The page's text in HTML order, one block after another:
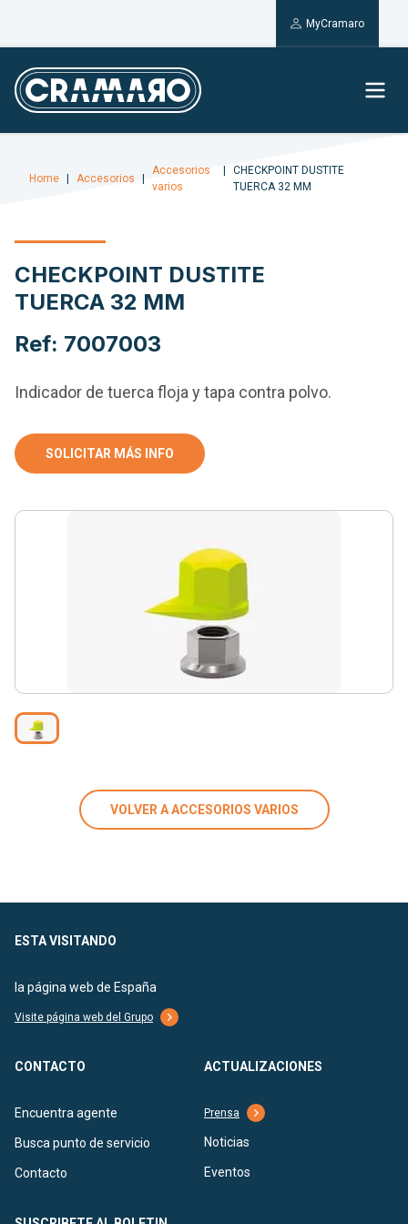
MyCramaro
Home Accesorios
Accesorios
varios
CHECKPOINT DUSTITE
TUERCA 32 MM
CHECKPOINT DUSTITE
TUERCA 32 MM
Ref: 7007003
Indicador de tuerca floja y tapa contra polvo.
SOLICITAR MÁS INFO
VOLVER A ACCESORIOS VARIOS
ESTA VISITANDO
la página web de España
Visite página web del Grupo
CONTACTO
Encuentra agente
Busca punto de servicio
Contacto
ACTUALIZACIONES
Prensa
Noticias
Eventos